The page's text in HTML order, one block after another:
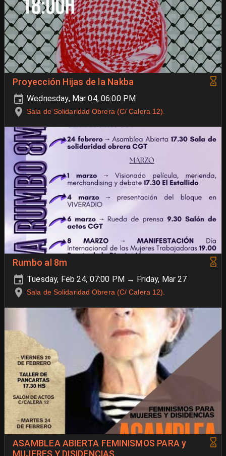
Proyección Hijas de la Nakba
Wednesday, Mar 04, 06:00 PM
Sala de Solidaridad Obrera (C/ Calera 12).
Rumbo al 8m
Tuesday, Feb 24, 07:00 PM → Friday, Mar 27
Sala de Solidaridad Obrera (C/ Calera 12).
ASAMBLEA ABIERTA FEMINISMOS PARA y